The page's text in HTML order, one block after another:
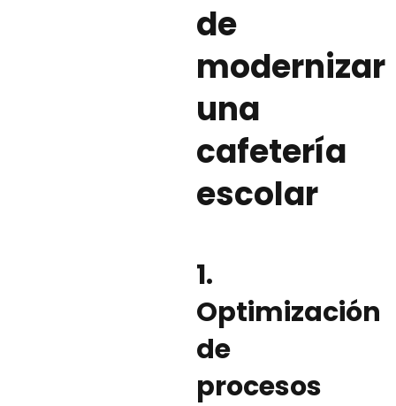
de
modernizar
una
cafetería
escolar
1.
Optimización
de
procesos